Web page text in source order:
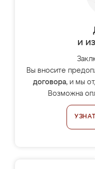
и
Вы вносите
договора, и мы
Возможна